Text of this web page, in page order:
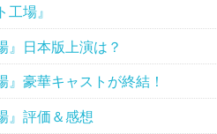
場』
』日本版上演は？
豪華キャストが終結！
』評価＆感想